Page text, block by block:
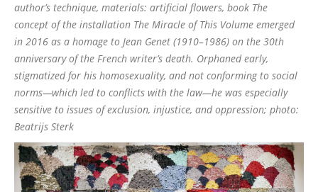
author’s technique, materials: artificial flowers, book The
concept of the installation The Miracle of This Volume emerged
in 2016 as a homage to Jean Genet (1910–1986) on the 30th
anniversary of the French writer’s death. Orphaned early,
stigmatized for his homosexuality, and not conforming to social
norms—which led to conflicts with the law—he was especially
sensitive to issues of exclusion, injustice, and oppression; photo:
Beatrijs Sterk